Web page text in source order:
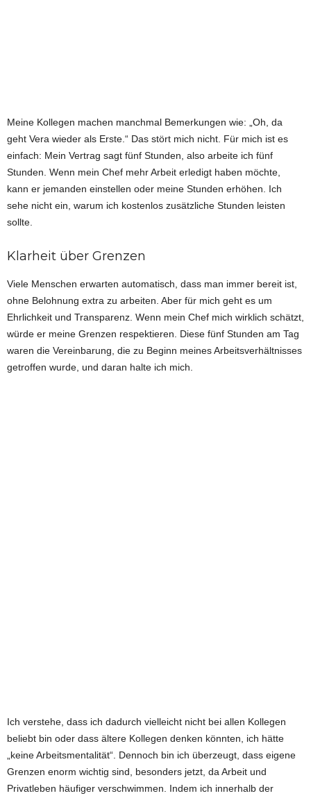
Meine Kollegen machen manchmal Bemerkungen wie: „Oh, da
geht Vera wieder als Erste.“ Das stört mich nicht. Für mich ist es
einfach: Mein Vertrag sagt fünf Stunden, also arbeite ich fünf
Stunden. Wenn mein Chef mehr Arbeit erledigt haben möchte,
kann er jemanden einstellen oder meine Stunden erhöhen. Ich
sehe nicht ein, warum ich kostenlos zusätzliche Stunden leisten
sollte.
Klarheit über Grenzen
Viele Menschen erwarten automatisch, dass man immer bereit ist,
ohne Belohnung extra zu arbeiten. Aber für mich geht es um
Ehrlichkeit und Transparenz. Wenn mein Chef mich wirklich schätzt,
würde er meine Grenzen respektieren. Diese fünf Stunden am Tag
waren die Vereinbarung, die zu Beginn meines Arbeitsverhältnisses
getroffen wurde, und daran halte ich mich.
Ich verstehe, dass ich dadurch vielleicht nicht bei allen Kollegen
beliebt bin oder dass ältere Kollegen denken könnten, ich hätte
„keine Arbeitsmentalität“. Dennoch bin ich überzeugt, dass eigene
Grenzen enorm wichtig sind, besonders jetzt, da Arbeit und
Privatleben häufiger verschwimmen. Indem ich innerhalb der